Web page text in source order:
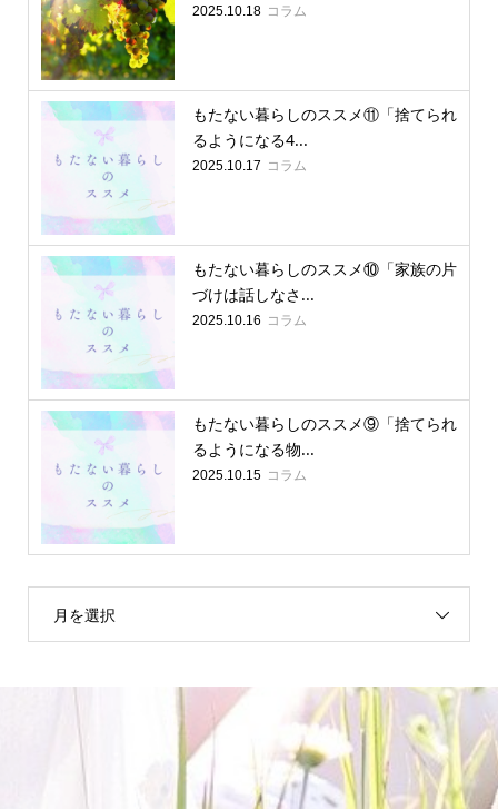
2025.10.18 コラム
もたない暮らしのススメ⑪「捨てられ
るようになる4...
2025.10.17 コラム
もたない暮らしのススメ⑩「家族の片
づけは話しなさ...
2025.10.16 コラム
もたない暮らしのススメ⑨「捨てられ
るようになる物...
2025.10.15 コラム
月を選択